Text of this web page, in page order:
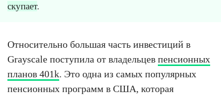
скупает.
Относительно большая часть инвестиций в
Grayscale поступила от владельцев пенсионных
планов 401k. Это одна из самых популярных
пенсионных программ в США, которая